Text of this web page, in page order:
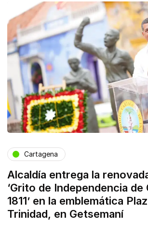
Cartagena
Alcaldía entrega la
‘Grito de Independencia de
1811’ en la emblemática
Trinidad, en Getsemaní